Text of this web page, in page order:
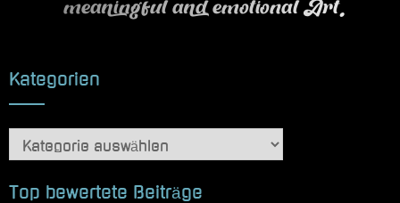
meaningful and emotional Art.
Kategorien
Kategorien
Top bewertete Beiträge